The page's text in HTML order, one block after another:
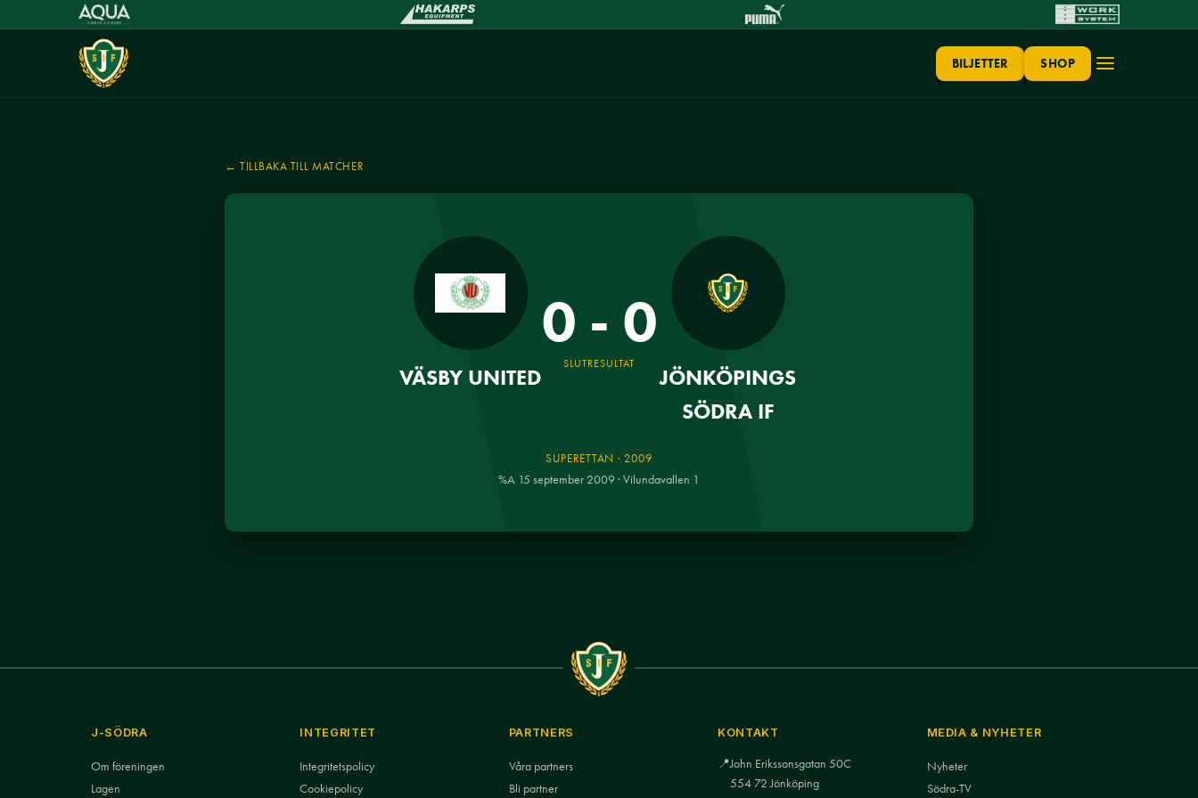
BILJETTER SHOP
← TILLBAKA TILL MATCHER
VÄSBY UNITED
0 - 0
SLUTRESULTAT
JÖNKÖPINGS
SÖDRA IF
SUPERETTAN · 2009
%A 15 september 2009 · Vilundavallen 1
J-SÖDRA
Om föreningen
Lagen
INTEGRITET
Integritetspolicy
Cookiepolicy
PARTNERS
Våra partners
Bli partner
KONTAKT
📍John Erikssonsgatan 50C
554 72 Jönköping
MEDIA & NYHETER
Nyheter
Södra-TV